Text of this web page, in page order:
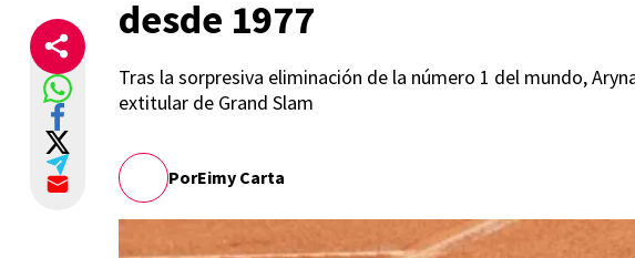
desde 1977
Tras la sorpresiva eliminación de la número 1 del mundo,
extitular de Grand Slam
PorEimy Carta